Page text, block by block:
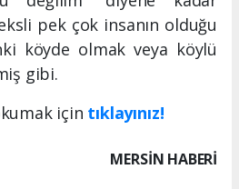
pek çok insanın olduğu
köyde olmak veya köylü
gibi.
için tıklayınız!
MERSIN HABERİ